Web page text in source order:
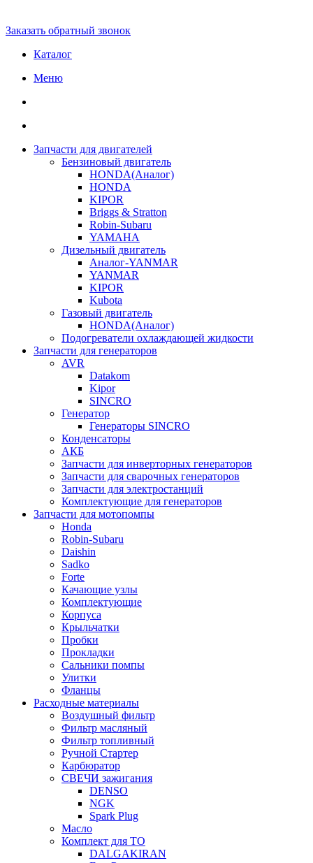
Заказать обратный звонок
Каталог
Меню
Запчасти для двигателей
Бензиновый двигатель
HONDA(Aналог)
HONDA
KIPOR
Briggs & Stratton
Robin-Subaru
YAMAHA
Дизельный двигатель
Аналог-YANMAR
YANMAR
KIPOR
Kubota
Газовый двигатель
HONDA(Aналог)
Подогреватели охлаждающей жидкости
Запчасти для генераторов
AVR
Datakom
Kipor
SINCRO
Генератор
Генераторы SINCRO
Конденсаторы
АКБ
Запчасти для инверторных генераторов
Запчасти для сварочных генераторов
Запчасти для электростанций
Комплектующие для генераторов
Запчасти для мотопомпы
Honda
Robin-Subaru
Daishin
Sadko
Forte
Качающие узлы
Комплектующие
Корпуса
Крыльчатки
Пробки
Прокладки
Сальники помпы
Улитки
Фланцы
Расходные материалы
Воздушный фильтр
Фильтр масляный
Фильтр топливный
Ручной Стартер
Карбюратор
СВЕЧИ зажигания
DENSO
NGK
Spark Plug
Масло
Комплект для ТО
DALGAKIRAN